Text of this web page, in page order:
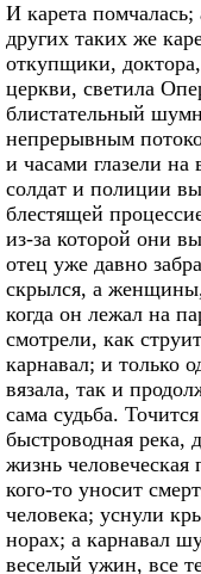
И карета помчалась;
других таких же
откупщики,
церкви, светила
блистательный
непрерывным
и часами глазели
солдат и полиции
блестящей
из-за которой они
отец уже давно
скрылся, а
когда он лежал на
смотрели, как
карнавал; и только
вязала, так и
сама судьба.
быстроводная река,
жизнь человеческая
кого-то уносит
человека; уснули
норах; а карнавал
веселый ужин, все